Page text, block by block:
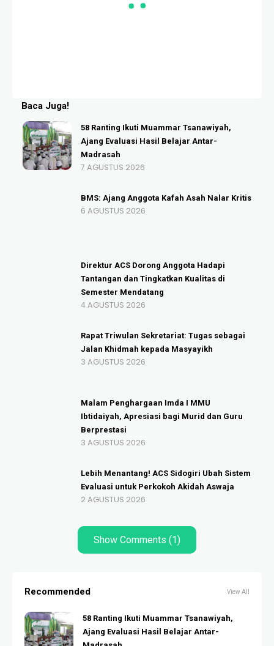
Baca Juga!
58 Ranting Ikuti Muammar Tsanawiyah,
Ajang Evaluasi Hasil Belajar Antar-
Madrasah
7 AGUSTUS 2026
BMS: Ajang Anggota Kafah Asah Nalar Kritis
6 AGUSTUS 2026
Direktur ACS Dorong Anggota Hadapi
Tantangan dan Tingkatkan Kualitas di
Semester Mendatang
4 AGUSTUS 2026
Rapat Triwulan Sekretariat: Tugas sebagai
Jalan Khidmah kepada Masyayikh
3 AGUSTUS 2026
Malam Penghargaan Imda I MMU
Ibtidaiyah, Apresiasi bagi Murid dan Guru
Berprestasi
3 AGUSTUS 2026
Lebih Menantang! ACS Sidogiri Ubah Sistem
Evaluasi untuk Perkokoh Akidah Aswaja
2 AGUSTUS 2026
Show Comments (1)
Recommended View All
58 Ranting Ikuti Muammar Tsanawiyah,
Ajang Evaluasi Hasil Belajar Antar-